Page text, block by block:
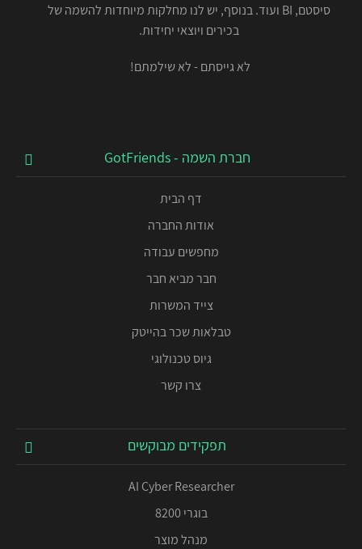
סיסטם, BI ועוד. בנוסף, יש לנו מחלקות מיוחדות להשמה של
בכירים ויוצאי יחידות.
לא גייסתם - לא שילמתם!
חברת השמה - GotFriends
דף הבית
אודות החברה
מחפשים עבודה
חבר מביא חבר
צייד המשרות
טבלאות שכר בהייטק
גיוס טכנולוגי
צרו קשר
תפקידים מבוקשים
AI Cyber Researcher
בוגרי 8200
מנהל מוצר